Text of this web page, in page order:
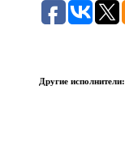
Другие исполнители: